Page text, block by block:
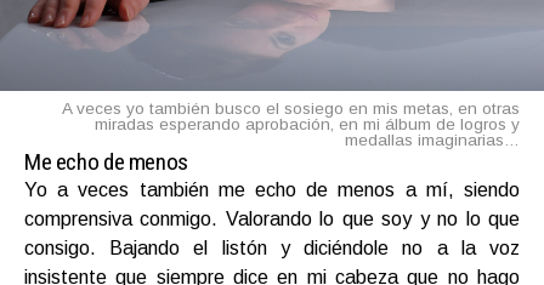
A veces yo también busco el sosiego en mis metas, en otras
miradas esperando aprobación, en mi álbum de logros y
medallas imaginarias…
Me echo de menos
Yo a veces también me echo de menos a mí, siendo
comprensiva conmigo. Valorando lo que soy y no lo que
consigo. Bajando el listón y diciéndole no a la voz
insistente que siempre dice en mi cabeza que no hago